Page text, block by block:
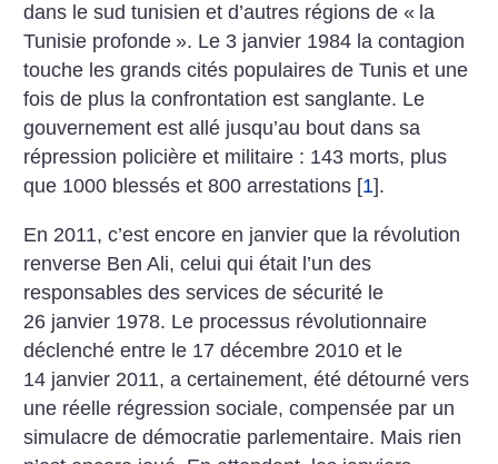
dans le sud tunisien et d’autres régions de « la
Tunisie profonde ». Le 3 janvier 1984 la contagion
touche les grands cités populaires de Tunis et une
fois de plus la confrontation est sanglante. Le
gouvernement est allé jusqu’au bout dans sa
répression policière et militaire : 143 morts, plus
que 1000 blessés et 800 arrestations [1].
En 2011, c’est encore en janvier que la révolution
renverse Ben Ali, celui qui était l’un des
responsables des services de sécurité le
26 janvier 1978. Le processus révolutionnaire
déclenché entre le 17 décembre 2010 et le
14 janvier 2011, a certainement, été détourné vers
une réelle régression sociale, compensée par un
simulacre de démocratie parlementaire. Mais rien